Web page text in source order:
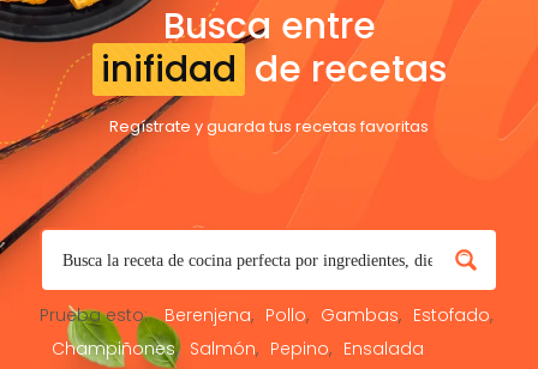
Busca entre
inifidad de recetas
Regístrate y guarda tus recetas favoritas
Prueba esto: Berenjena Pollo Gambas
Estofado
Champiñones
Salmón Pepino Ensalada